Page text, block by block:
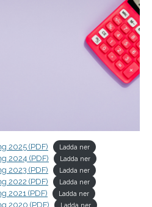
2025 (PDF) Ladda ner
2024 (PDF) Ladda ner
2023 (PDF) Ladda ner
2022 (PDF) Ladda ner
2021 (PDF) Ladda ner
2020 (PDF) Ladda ner